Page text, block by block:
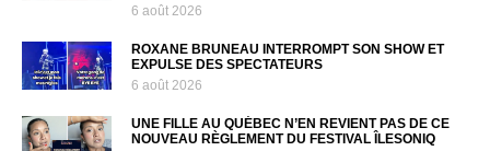
6 août 2026
ROXANE BRUNEAU INTERROMPT SON SHOW ET
EXPULSE DES SPECTATEURS
6 août 2026
UNE FILLE AU QUÉBEC N’EN REVIENT PAS DE CE
NOUVEAU RÈGLEMENT DU FESTIVAL ÎLESONIQ